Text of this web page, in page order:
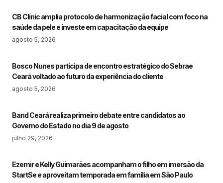
CB Clinic amplia protocolo de harmonização facial com foco na
saúde da pele e investe em capacitação da equipe
agosto 5, 2026
Bosco Nunes participa de encontro estratégico do Sebrae
Ceará voltado ao futuro da experiência do cliente
agosto 5, 2026
Band Ceará realiza primeiro debate entre candidatos ao
Governo do Estado no dia 9 de agosto
julho 29, 2026
Ezemir e Kelly Guimarães acompanham o filho em imersão da
StartSe e aproveitam temporada em família em São Paulo